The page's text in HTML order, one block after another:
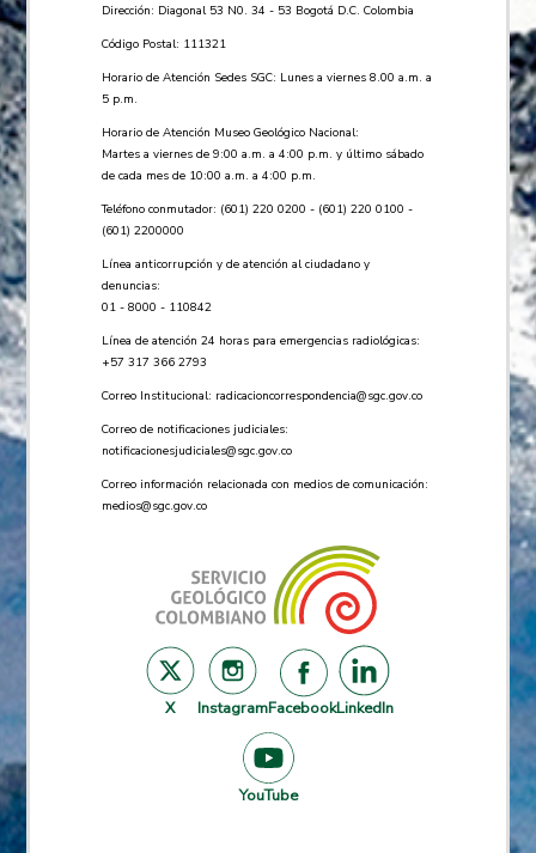
Dirección: Diagonal 53 N0. 34 - 53 Bogotá D.C. Colombia
Código Postal: 111321
Horario de Atención Sedes SGC: Lunes a viernes 8.00 a.m. a
5 p.m.
Horario de Atención Museo Geológico Nacional:
Martes a viernes de 9:00 a.m. a 4:00 p.m. y último sábado
de cada mes de 10:00 a.m. a 4:00 p.m.
Teléfono conmutador: (601) 220 0200 - (601) 220 0100 -
(601) 2200000
Línea anticorrupción y de atención al ciudadano y
denuncias:
01 - 8000 - 110842
Línea de atención 24 horas para emergencias radiológicas:
+57 ​317 366 2793
Correo Institucional: radicacioncorrespondencia@sgc.gov.co
Correo de notificaciones judiciales:
notificacionesjudiciales@sgc.gov.co
Correo información relacionada con medios de comunicación:
medios@sgc.gov.co
X InstagramFacebookLinkedIn
YouTube